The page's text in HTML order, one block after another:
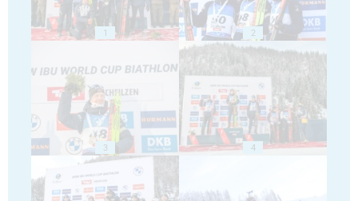
1 2
3 4